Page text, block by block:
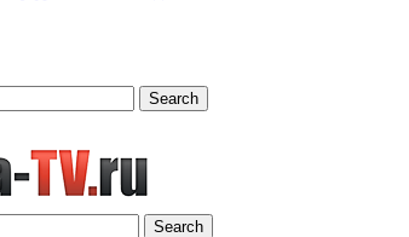
Search
Search